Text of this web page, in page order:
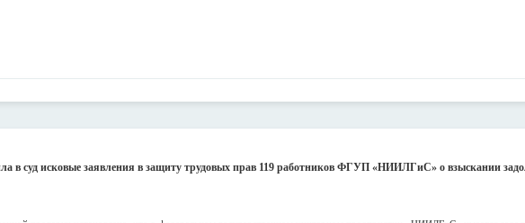
в суд исковые заявления в защиту трудовых прав 119 работников ФГУП «НИИЛГиС» о взыскании